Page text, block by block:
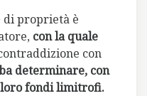
proprietà è
con la quale
con
determinare, con
fondi limitrofi.